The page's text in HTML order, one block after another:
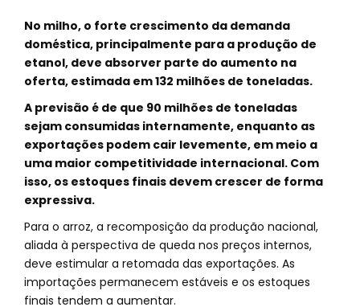
No milho, o forte crescimento da demanda
doméstica, principalmente para a produção de
etanol, deve absorver parte do aumento na
oferta, estimada em 132 milhões de toneladas.
A previsão é de que 90 milhões de toneladas
sejam consumidas internamente, enquanto as
exportações podem cair levemente, em meio a
uma maior competitividade internacional. Com
isso, os estoques finais devem crescer de forma
expressiva.
Para o arroz, a recomposição da produção nacional,
aliada à perspectiva de queda nos preços internos,
deve estimular a retomada das exportações. As
importações permanecem estáveis e os estoques
finais tendem a aumentar.